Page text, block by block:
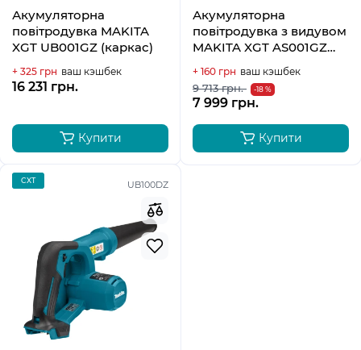
Акумуляторна
повітродувка MAKITA
XGT UB001GZ (каркас)
+ 325 грн ваш кэшбек
16 231 грн.
Купити
Акумуляторна
повітродувка з видувом
MAKITA XGT AS001GZ
+ 160 грн ваш кэшбек
9 713 грн. -18 %
7 999 грн.
Купити
UB100DZ
CXT